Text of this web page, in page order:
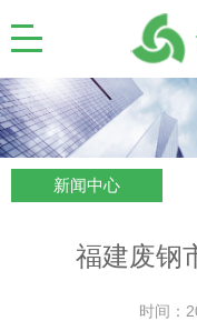
新闻中心
福建废钢
时间：